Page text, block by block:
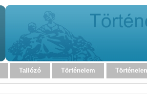
Tallózó Történelem